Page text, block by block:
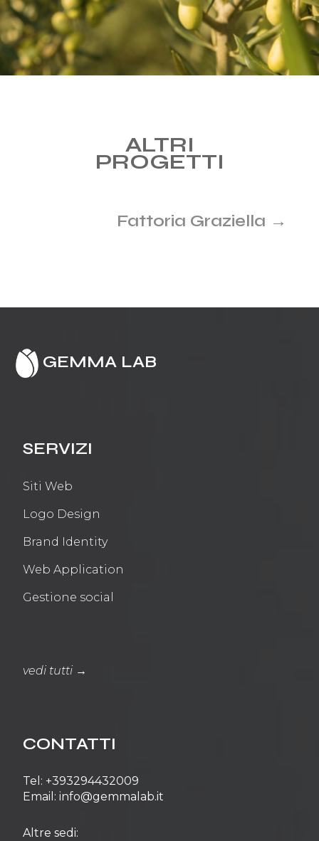
ALTRI
PROGETTI
Fattoria Graziella →
GEMMA LAB
SERVIZI
Siti Web
Logo Design
Brand Identity
Web Application
Gestione social
vedi tutti →
CONTATTI
Tel: +393294432009
Email: info@gemmalab.it
Altre sedi: